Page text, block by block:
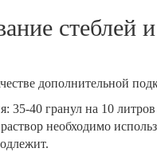
стеблей и
дополнительной
35-40 гранул на 10
необходимо